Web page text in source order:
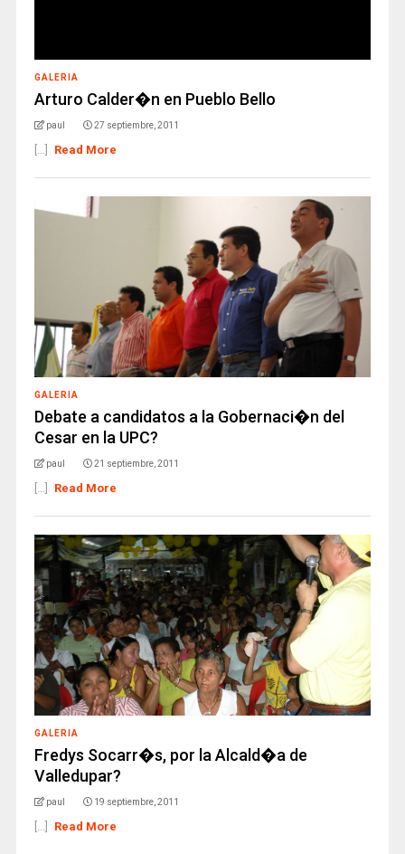
GALERIA
Arturo Calder�n en Pueblo Bello
paul 27 septiembre, 2011
[...] Read More
GALERIA
Debate a candidatos a la Gobernaci�n del
Cesar en la UPC?
paul 21 septiembre, 2011
[...] Read More
GALERIA
Fredys Socarr�s, por la Alcald�a de
Valledupar?
paul 19 septiembre, 2011
[...] Read More